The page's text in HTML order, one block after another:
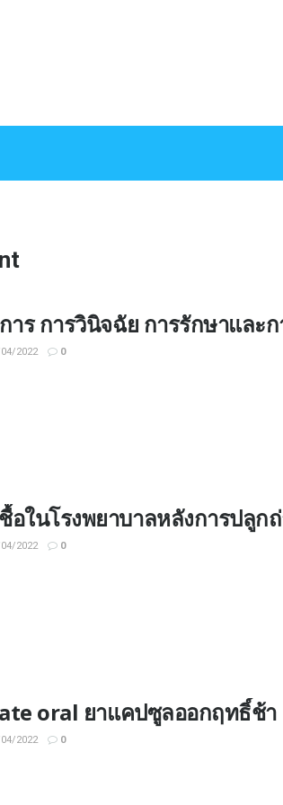
าร การวินิจฉัย การรักษาและ
2022 0
อในโรงพยาบาลหลังการปลูก
2022 0
oral ยาแคปซูลออกฤทธิ์ช้า
2022 0